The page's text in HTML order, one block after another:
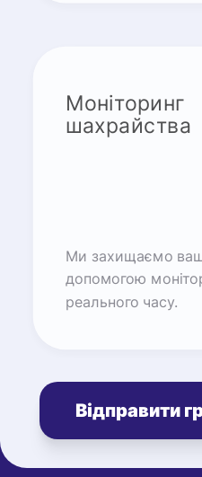
Моніторинг
шахрайства
Ми захищаємо
допомогою
реального часу.
Відправити